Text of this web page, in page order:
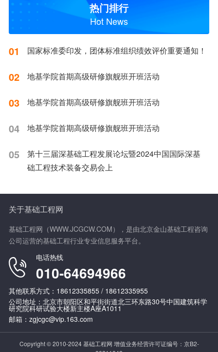
热门排行
Hot News
01 国家标准委印发，团体标准组织绩效评价重要通知！
02 地基学院首期高级研修旗舰班开班活动
03 地基学院首期高级研修旗舰班开班活动
04 地基学院首期高级研修旗舰班开班活动
05
第十三届深基础工程发展论坛暨2024中国国际深基
础工程技术装备交易会上
关于基础工程网
基础工程网（WWW.JCGCW.COM），是由北京金山基础工程咨询
公司运营的基础工程行业专业信息服务平台。
电话热线
010-64694966
其他联系方式：18612335855 / 18612335955
公司地址：北京市朝阳区和平街街道北三环东路30号中国建筑科学
研究院科研试验大楼新主楼A座A1011
邮箱：zgjcgc@vip.163.com
Copyright © 2010-2024 基础工程网 增值业务经营许可证编号： 京B2-